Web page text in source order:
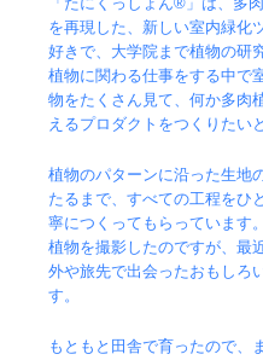
を再現した、新しい室内緑化
好きで、大学院まで植物の研
植物に関わる仕事をする中で
物をたくさん見て、何か多肉
えるプロダクトをつくりたい
植物のパターンに沿った生地
たるまで、すべての工程をひ
寧につくってもらっています
植物を撮影したのですが、最
外や旅先で出会ったおもしろ
す。
もともと田舎で育ったので、